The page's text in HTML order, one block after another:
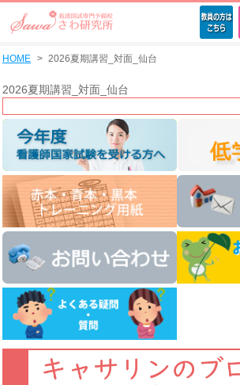
HOME 2026夏期講習_対面_仙台
2026夏期講習_対面_仙台